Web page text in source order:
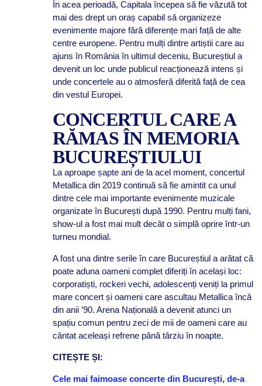
În acea perioadă, Capitala începea să fie văzută tot
mai des drept un oraș capabil să organizeze
evenimente majore fără diferențe mari față de alte
centre europene. Pentru mulți dintre artiștii care au
ajuns în România în ultimul deceniu, Bucureștiul a
devenit un loc unde publicul reacționează intens și
unde concertele au o atmosferă diferită față de cea
din vestul Europei.
CONCERTUL CARE A
RĂMAS ÎN MEMORIA
BUCUREȘTIULUI
La aproape șapte ani de la acel moment, concertul
Metallica din 2019 continuă să fie amintit ca unul
dintre cele mai importante evenimente muzicale
organizate în București după 1990. Pentru mulți fani,
show-ul a fost mai mult decât o simplă oprire într-un
turneu mondial.
A fost una dintre serile în care Bucureștiul a arătat că
poate aduna oameni complet diferiți în același loc:
corporatiști, rockeri vechi, adolescenți veniți la primul
mare concert și oameni care ascultau Metallica încă
din anii ’90. Arena Națională a devenit atunci un
spațiu comun pentru zeci de mii de oameni care au
cântat aceleași refrene până târziu în noapte.
CITEȘTE ȘI:
Cele mai faimoase concerte din București, de-a